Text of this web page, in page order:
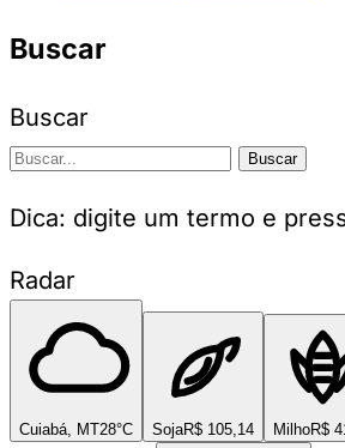
Buscar
Buscar
Buscar
Dica: digite um termo e
Radar
Cuiabá, MT28°C SojaR$ 105,14 MilhoR$